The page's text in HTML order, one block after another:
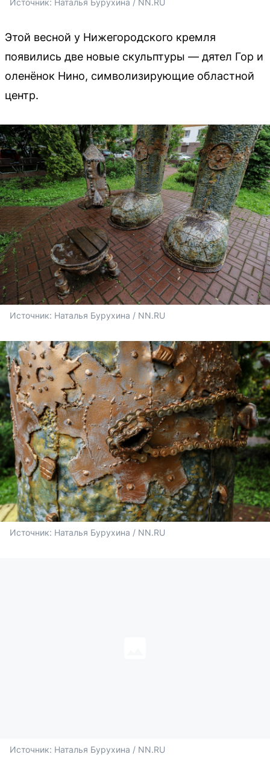
Этой весной у Нижегородского кремля
появились две новые скульптуры — дятел Гор и
оленёнок Нино, символизирующие областной
центр.
Источник: Наталья Бурухина / NN.RU
Источник: Наталья Бурухина / NN.RU
Источник: Наталья Бурухина / NN.RU